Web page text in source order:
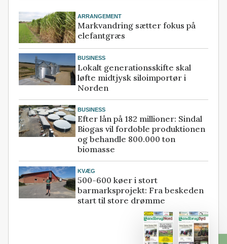
ARRANGEMENT
Markvandring sætter fokus på
elefantgræs
BUSINESS
Lokalt generationsskifte skal
løfte midtjysk siloimportør i
Norden
BUSINESS
Efter lån på 182 millioner: Sindal
Biogas vil fordoble produktionen
og behandle 800.000 ton
biomasse
KVÆG
500-600 køer i stort
barmarksprojekt: Fra beskeden
start til store drømme